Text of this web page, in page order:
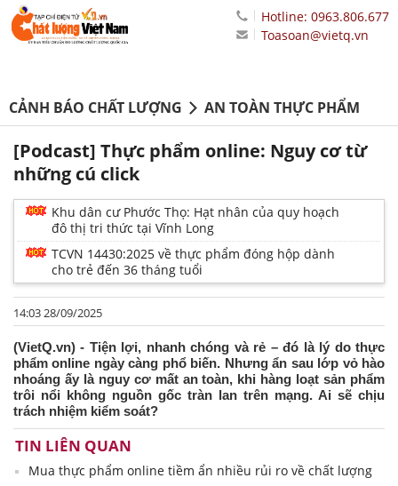
Hotline: 0963.806.677
Toasoan@vietq.vn
CẢNH BÁO CHẤT LƯỢNG AN TOÀN THỰC PHẨM
[Podcast] Thực phẩm online: Nguy cơ từ
những cú click
Khu dân cư Phước Thọ: Hạt nhân của quy hoạch
đô thị tri thức tại Vĩnh Long
TCVN 14430:2025 về thực phẩm đóng hộp dành
cho trẻ đến 36 tháng tuổi
14:03 28/09/2025
(VietQ.vn) - Tiện lợi, nhanh chóng và rẻ – đó là lý do thực
phẩm online ngày càng phổ biến. Nhưng ẩn sau lớp vỏ hào
nhoáng ấy là nguy cơ mất an toàn, khi hàng loạt sản phẩm
trôi nổi không nguồn gốc tràn lan trên mạng. Ai sẽ chịu
trách nhiệm kiểm soát?
TIN LIÊN QUAN
Mua thực phẩm online tiềm ẩn nhiều rủi ro về chất lượng